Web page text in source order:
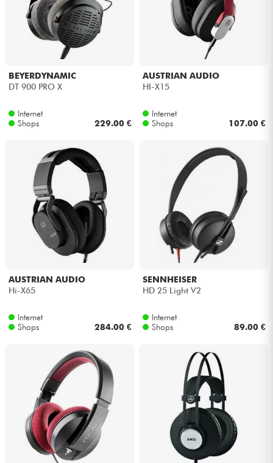
BEYERDYNAMIC
DT 900 PRO X
Internet
Shops
229.00 €
AUSTRIAN AUDIO
HI-X15
Internet
Shops
107.00 €
AUSTRIAN AUDIO
Hi-X65
Internet
Shops
284.00 €
SENNHEISER
HD 25 Light V2
Internet
Shops
89.00 €